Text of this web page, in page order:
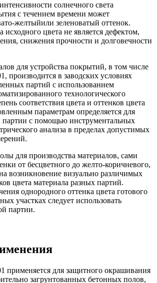
солнечного света
с течением времени может
желтыйили зеленоватый оттенок.
исходного цвета не является дефектом,
снижения прочности и долговечности
для устройства покрытий, в том числе
в заводских условиях
партий с использованием
технологического
соответствия цвета и оттенков цвета
параметрам определяется для
партии с помощью инструментальных
анализа в пределах допустимых
для производства материалов, сами
от бесцветного до желто-коричневого,
возникновение визуально различимых
цвета материала разных партий.
однородного оттенка цвета готового
участках следует использовать
партии.
для защитного окрашивания
загрунтованных бетонных полов,